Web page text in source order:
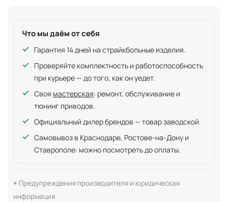
Что мы даём от себя
Гарантия 14 дней на страйкбольные изделия.
Проверяйте комплектность и работоспособность
при курьере — до того, как он уедет.
Своя мастерская: ремонт, обслуживание и
тюнинг приводов.
Официальный дилер брендов — товар заводской.
Самовывоз в Краснодаре, Ростове-на-Дону и
Ставрополе: можно посмотреть до оплаты.
Предупреждения производителя и юридическая
информация